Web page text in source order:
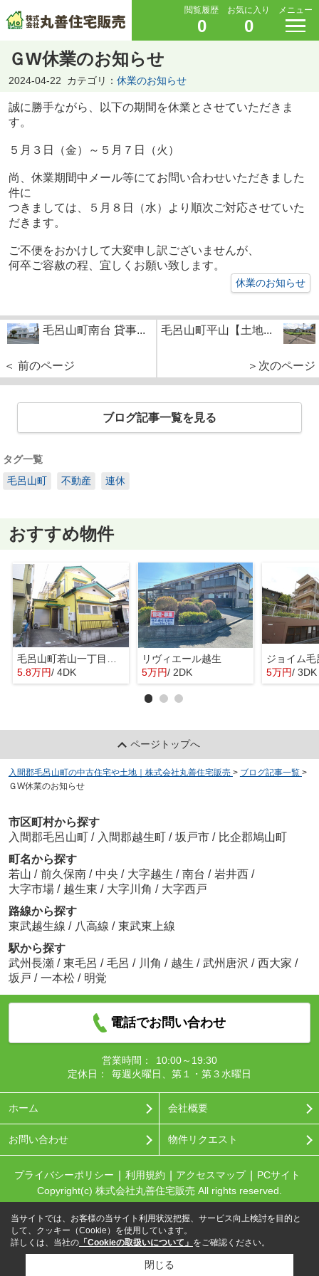
閲覧履歴
0
お気に入り
0
メニュー
ＧW休業のお知らせ
2024-04-22 カテゴリ： 休業のお知らせ
誠に勝手ながら、以下の期間を休業とさせていただきま
す。
５月３日（金）～５月７日（火）
尚、休業期間中メール等にてお問い合わせいただきました
件に
つきましては、５月８日（水）より順次ご対応させていた
だきます。
ご不便をおかけして大変申し訳ございませんが、
何卒ご容赦の程、宜しくお願い致します。
休業のお知らせ
毛呂山町南台 貸事...
＜ 前のページ
毛呂山町平山【土地...
＞次のページ
ブログ記事一覧を見る
タグ一覧
毛呂山町
不動産 連休
おすすめ物件
毛呂山町若山一丁目戸建て
5.8万円/ 4DK
リヴィエール越生
5万円/ 2DK
ジョイム毛
5万円/ 3DK
ページトップへ
入間郡毛呂山町の中古住宅や土地｜株式会社丸善住宅販売 > ブログ記事一覧 >
ＧW休業のお知らせ
市区町村から探す
入間郡毛呂山町 / 入間郡越生町 / 坂戸市 / 比企郡鳩山町
町名から探す
若山 / 前久保南 / 中央 / 大字越生 / 南台 / 岩井西 /
大字市場 / 越生東 / 大字川角 / 大字西戸
路線から探す
東武越生線 / 八高線 / 東武東上線
駅から探す
武州長瀬 / 東毛呂 / 毛呂 / 川角 / 越生 / 武州唐沢 / 西大家 /
坂戸 / 一本松 / 明覚
電話でお問い合わせ
営業時間：
10:00～19:30
定休日：
毎週火曜日、第１・第３水曜日
ホーム 会社概要
お問い合わせ 物件リクエスト
プライバシーポリシー 利用規約 アクセスマップ
PCサイト
Copyright(c) 株式会社丸善住宅販売 All rights reserved.
当サイトでは、お客様の当サイト利用状況把握、サービス向上検討を目的と
して、クッキー（Cookie）を使用しています。
詳しくは、当社の 「Cookieの取扱いについて」 をご確認ください。
閉じる